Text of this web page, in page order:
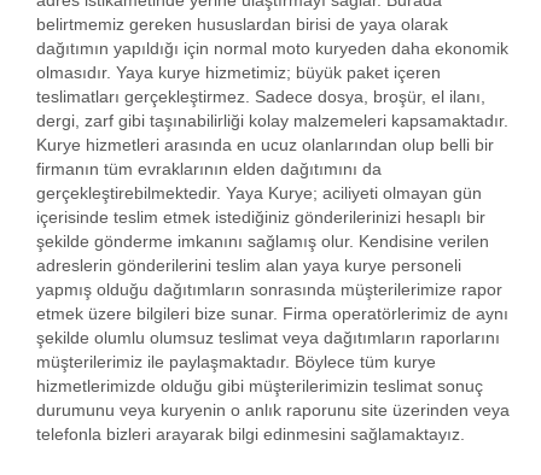
belirtmemiz gereken hususlardan birisi de yaya olarak
dağıtımın yapıldığı için normal moto kuryeden daha ekonomik
olmasıdır. Yaya kurye hizmetimiz; büyük paket içeren
teslimatları gerçekleştirmez. Sadece dosya, broşür, el ilanı,
dergi, zarf gibi taşınabilirliği kolay malzemeleri kapsamaktadır.
Kurye hizmetleri arasında en ucuz olanlarından olup belli bir
firmanın tüm evraklarının elden dağıtımını da
gerçekleştirebilmektedir. Yaya Kurye; aciliyeti olmayan gün
içerisinde teslim etmek istediğiniz gönderilerinizi hesaplı bir
şekilde gönderme imkanını sağlamış olur. Kendisine verilen
adreslerin gönderilerini teslim alan yaya kurye personeli
yapmış olduğu dağıtımların sonrasında müşterilerimize rapor
etmek üzere bilgileri bize sunar. Firma operatörlerimiz de aynı
şekilde olumlu olumsuz teslimat veya dağıtımların raporlarını
müşterilerimiz ile paylaşmaktadır. Böylece tüm kurye
hizmetlerimizde olduğu gibi müşterilerimizin teslimat sonuç
durumunu veya kuryenin o anlık raporunu site üzerinden veya
telefonla bizleri arayarak bilgi edinmesini sağlamaktayız.